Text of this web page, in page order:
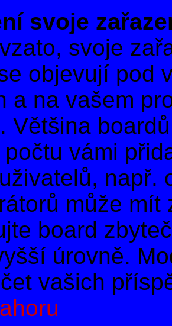
svoje
svoje
objevují pod
a na vašem
Většina
vámi
např.
může
board
úrovně.
vašich